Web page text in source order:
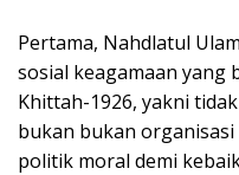
Pertama, Nahdlatul
sosial keagamaan yang
Khittah-1926, yakni
bukan bukan
politik moral demi